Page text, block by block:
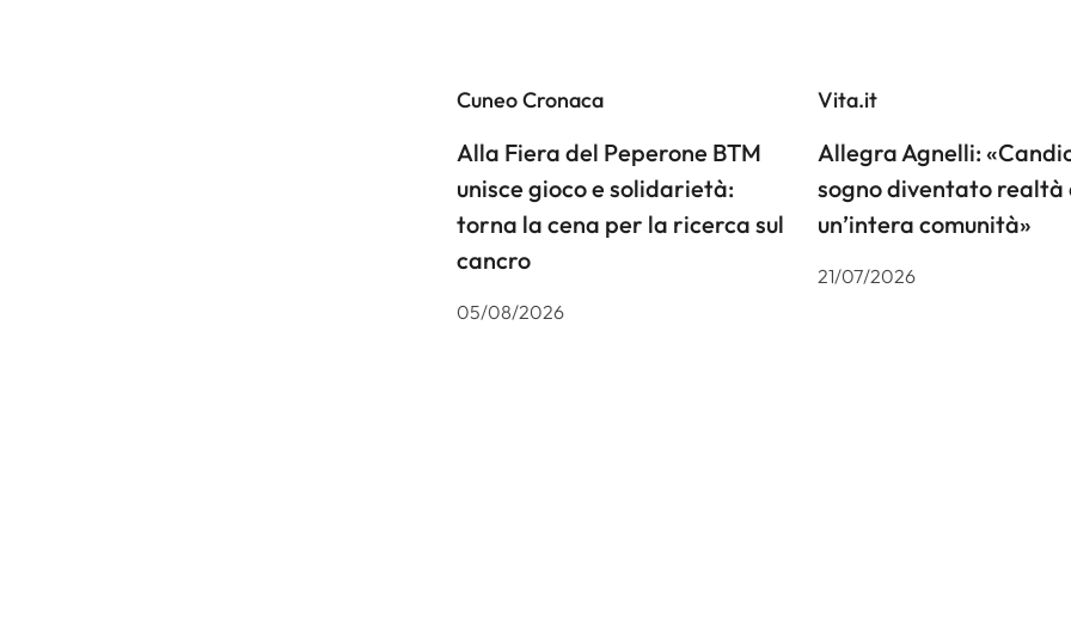
Cuneo Cronaca
Alla Fiera del Peperone BTM
unisce gioco e solidarietà:
torna la cena per la ricerca sul
cancro
05/08/2026
Vita.it
Allegra Agnelli:
sogno diventato realtà
un’intera comunità»
21/07/2026